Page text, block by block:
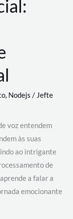
, Nodejs / Jefte
voz entendem
às suas
ao intrigante
de
a falar a
emocionante